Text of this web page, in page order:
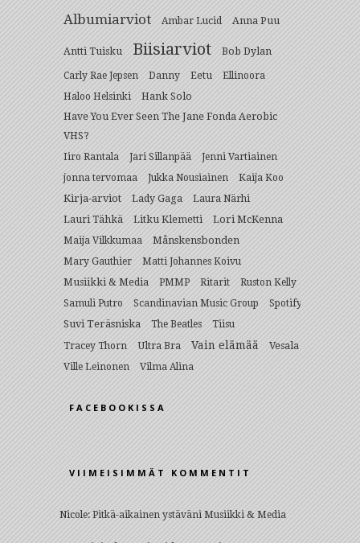
Albumiarviot Ambar Lucid Anna Puu
Antti Tuisku Biisiarviot Bob Dylan
Carly Rae Jepsen Danny Eetu
Ellinoora
Haloo Helsinki
Hank Solo
Have You Ever Seen The Jane Fonda Aerobic
VHS?
Iiro Rantala Jari Sillanpää
Jenni Vartiainen
jonna tervomaa
Jukka Nousiainen Kaija Koo
Kirja-arviot Lady Gaga Laura Närhi
Lauri Tähkä Litku Klemetti Lori McKenna
Maija Vilkkumaa Månskensbonden
Mary Gauthier Matti Johannes Koivu
Musiikki & Media PMMP Ritarit
Ruston Kelly
Samuli Putro
Scandinavian Music Group Spotify
Suvi Teräsniska The Beatles
Tiisu
Tracey Thorn
Ultra Bra Vain elämää Vesala
Ville Leinonen Vilma Alina
FACEBOOKISSA
VIIMEISIMMÄT KOMMENTIT
Nicole: Pitkä-aikainen ystäväni Musiikki & Media